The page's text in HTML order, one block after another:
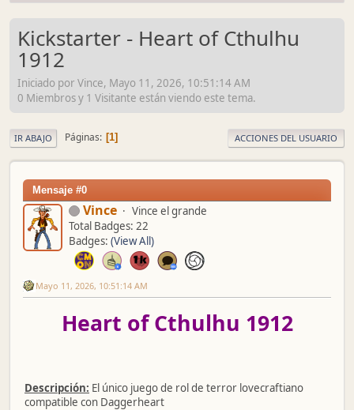
Kickstarter - Heart of Cthulhu
1912
Iniciado por Vince, Mayo 11, 2026, 10:51:14 AM
0 Miembros y 1 Visitante están viendo este tema.
IR ABAJO Páginas 1 ACCIONES DEL USUARIO
Mensaje #0
Vince
Vince el grande
Total Badges: 22
Badges: (View All)
Mayo 11, 2026, 10:51:14 AM
Heart of Cthulhu 1912
Descripción: El único juego de rol de terror lovecraftiano
compatible con Daggerheart